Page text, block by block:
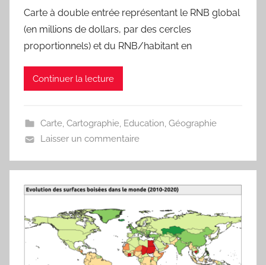
r
j
m
a
r
e
a
Carte à double entrée représentant le RNB global
(en millions de dollars, par des cercles
proportionnels) et du RNB/habitant en
Continuer la lecture
Carte, Cartographie, Education, Géographie
Laisser un commentaire